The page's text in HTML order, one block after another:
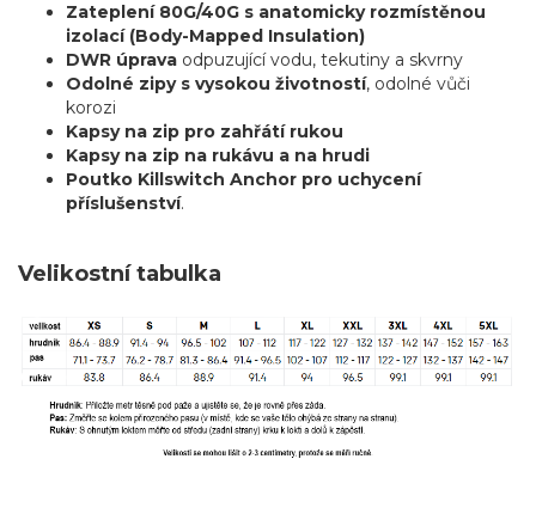
Zateplení 80G/40G s anatomicky rozmístěnou
izolací (Body-Mapped Insulation)
DWR úprava odpuzující vodu, tekutiny a skvrny
Odolné zipy s vysokou životností, odolné vůči
korozi
Kapsy na zip pro zahřátí rukou
Kapsy na zip na rukávu a na hrudi
Poutko Killswitch Anchor pro uchycení
příslušenství.
Velikostní tabulka